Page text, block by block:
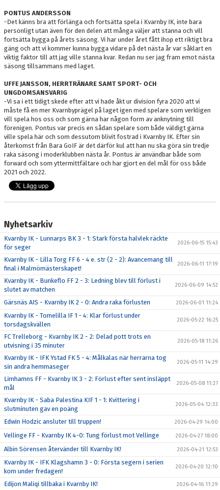
PONTUS ANDERSSON
-Det känns bra att förlänga och fortsätta spela i Kvarnby IK, inte bara
personligt utan även för den delen att många väljer att stanna och vill
fortsätta bygga på årets säsong. Vi har under året fått ihop ett riktigt bra
gäng och att vi kommer kunna bygga vidare på det nästa år var såklart en
viktig faktor till att jag ville stanna kvar. Redan nu ser jag fram emot nästa
säsong tillsammans med laget.
UFFE JANSSON, HERRTRÄNARE SAMT SPORT- OCH
UNGDOMSANSVARIG
-Vi sa i ett tidigt skede efter att vi hade åkt ur division fyra 2020 att vi
måste få en mer Kvarnbyprägel på laget igen med spelare som verkligen
vill spela hos oss och som gärna har någon form av anknytning till
förenigen. Pontus var precis en sådan spelare som både väldigt gärna
ville spela här och som dessutom blivit fostrad i Kvarnby IK. Efter sin
återkomst från Bara GoIF är det därför kul att han nu ska göra sin tredje
raka säsong i moderklubben nästa år. Pontus är användbar både som
forward och som yttermittfältare och har gjort en del mål för oss både
2021 och 2022.
Nyhetsarkiv
Kvarnby IK - Lunnarps BK 3 - 1: Stark första halvlek räckte
för seger
2026-06-15 15:43
Kvarnby IK - Lilla Torg FF 6 - 4 e. str (2 - 2): Avancemang till
final i Malmömästerskapet!
2026-06-11 17:19
Kvarnby IK - Bunkeflo FF 2 - 3: Ledning blev till förlust i
slutet av matchen
2026-06-09 14:52
Gärsnäs AIS - Kvarnby IK 2 - 0: Andra raka förlusten 2026-06-01 11:24
Kvarnby IK - Tomelilla IF 1 - 4: Klar förlust under
torsdagskvällen
2026-05-22 16:25
FC Trelleborg - Kvarnby IK 2 - 2: Delad pott trots en
utvisning i 35 minuter
2026-05-18 11:26
Kvarnby IK - IFK Ystad FK 5 - 4: Målkalas när herrarna tog
sin andra hemmaseger
2026-05-11 14:29
Limhamns FF - Kvarnby IK 3 - 2: Förlust efter sent insläppt
mål
2026-05-08 11:27
Kvarnby IK - Saba Palestina KIF 1 - 1: Kvittering i
slutminuten gav en poäng
2026-05-04 12:33
Edwin Hodzic ansluter till truppen! 2026-04-29 14:00
Vellinge FF - Kvarnby IK 4-0: Tung förlust mot Vellinge 2026-04-27 18:00
Albin Sörensen återvänder till Kvarnby IK! 2026-04-21 12:53
Kvarnby IK - IFK Klagshamn 3 - 0: Första segern i serien
kom under fredagen!
2026-04-20 12:10
Edijon Maliqi tillbaka i Kvarnby IK! 2026-04-16 11:29